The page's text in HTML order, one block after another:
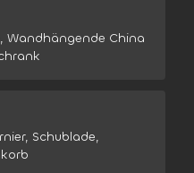
Wandhängende China
Schublade,